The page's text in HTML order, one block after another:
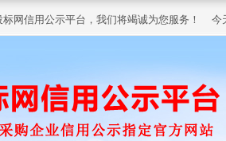
标网信用公示平台，我们将竭诚为您服务！ 今